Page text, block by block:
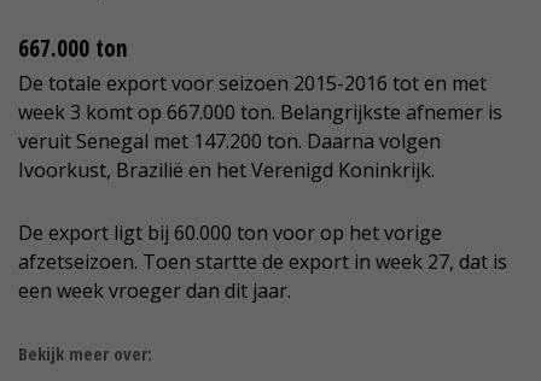
667.000 ton
De totale export voor seizoen 2015-2016 tot en met
week 3 komt op 667.000 ton. Belangrijkste afnemer is
veruit Senegal met 147.200 ton. Daarna volgen
Ivoorkust, Brazilië en het Verenigd Koninkrijk.
De export ligt bij 60.000 ton voor op het vorige
afzetseizoen. Toen startte de export in week 27, dat is
een week vroeger dan dit jaar.
Bekijk meer over: